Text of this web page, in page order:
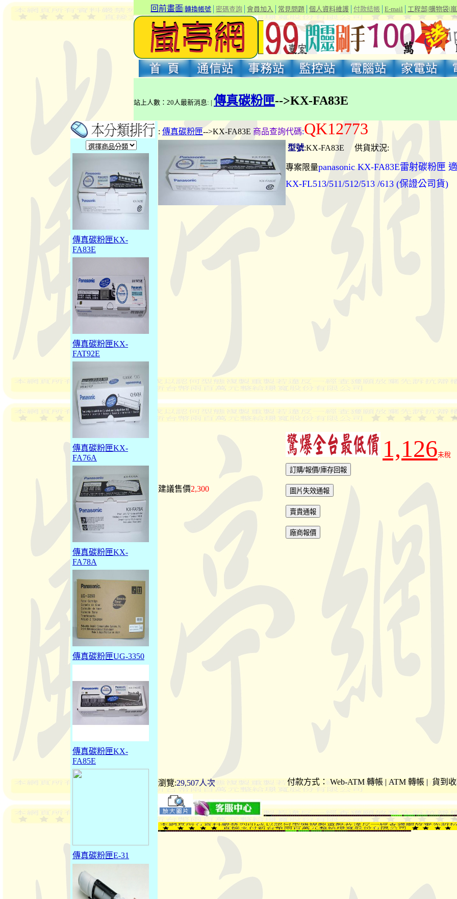
回前畫面|轉換帳號 密碼查詢 會員加入 常見問題 個人資料維護 付款結帳 E-mail 工程部|購物袋|
站上人數：20人最新消息: | 傳真碳粉匣-->KX-FA83E
傳真碳粉匣KX-
FA83E
傳真碳粉匣KX-
FAT92E
傳真碳粉匣KX-
FA76A
傳真碳粉匣KX-
FA78A
傳真碳粉匣UG-3350
傳真碳粉匣KX-
FA85E
傳真碳粉匣E-31
: 傳真碳粉匣-->KX-FA83E 商品查詢代碼:QK12773
型號:KX-FA83E 供貨狀況:
專案限量panasonic KX-FA83E雷射碳粉匣
KX-FL513/511/512/513 /613 (保證公司貨)
建議售價2,300
1,126未稅
瀏覽:29,507人次 付款方式： Web-ATM 轉帳 | ATM 轉帳 | 貨到